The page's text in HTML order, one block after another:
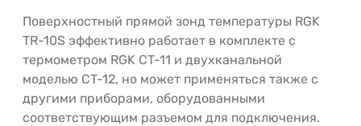
Поверхностный прямой зонд температуры RGK
TR-10S эффективно работает в комплекте с
термометром RGK СT-11 и двухканальной
моделью СT-12, но может применяться также с
другими приборами, оборудованными
соответствующим разъемом для подключения.